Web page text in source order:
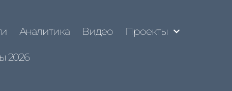
Аналитика Видео Проекты
2026